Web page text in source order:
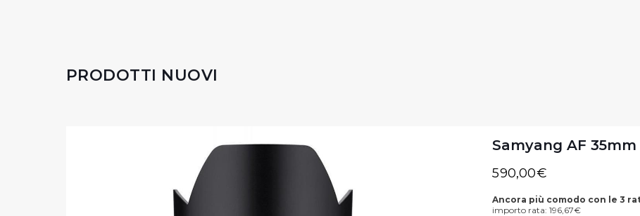
PRODOTTI NUOVI
Samyang AF 35mm
590,00€
Ancora più comodo con le 3
importo rata:196,67€